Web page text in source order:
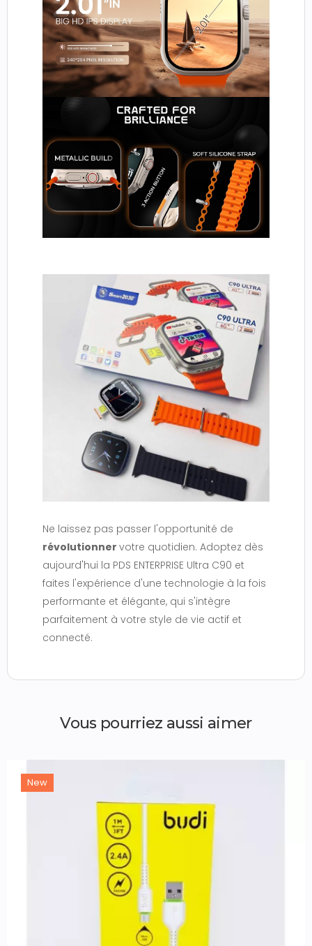
Ne laissez pas passer l'opportunité de
révolutionner votre quotidien. Adoptez dès
aujourd'hui la PDS ENTERPRISE Ultra C90 et
faites l'expérience d'une technologie à la fois
performante et élégante, qui s'intègre
parfaitement à votre style de vie actif et
connecté.
Vous pourriez aussi aimer
New